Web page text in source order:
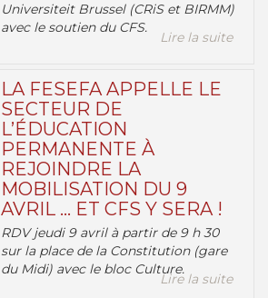
Universiteit Brussel (CRiS et BIRMM)
avec le soutien du CFS.
Lire la suite
LA FESEFA APPELLE LE
SECTEUR DE
L’ÉDUCATION
PERMANENTE À
REJOINDRE LA
MOBILISATION DU 9
AVRIL … ET CFS Y SERA !
RDV jeudi 9 avril à partir de 9 h 30
sur la place de la Constitution (gare
du Midi) avec le bloc Culture.
Lire la suite